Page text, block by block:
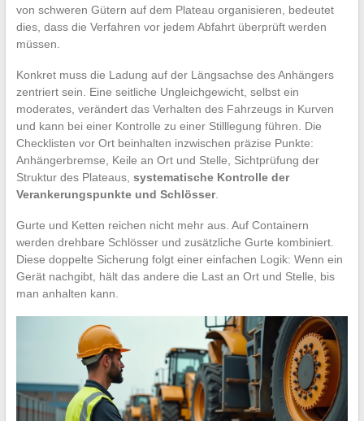
von schweren Gütern auf dem Plateau organisieren, bedeutet
dies, dass die Verfahren vor jedem Abfahrt überprüft werden
müssen.
Konkret muss die Ladung auf der Längsachse des Anhängers
zentriert sein. Eine seitliche Ungleichgewicht, selbst ein
moderates, verändert das Verhalten des Fahrzeugs in Kurven
und kann bei einer Kontrolle zu einer Stilllegung führen. Die
Checklisten vor Ort beinhalten inzwischen präzise Punkte:
Anhängerbremse, Keile an Ort und Stelle, Sichtprüfung der
Struktur des Plateaus, systematische Kontrolle der
Verankerungspunkte und Schlösser.
Gurte und Ketten reichen nicht mehr aus. Auf Containern
werden drehbare Schlösser und zusätzliche Gurte kombiniert.
Diese doppelte Sicherung folgt einer einfachen Logik: Wenn ein
Gerät nachgibt, hält das andere die Last an Ort und Stelle, bis
man anhalten kann.